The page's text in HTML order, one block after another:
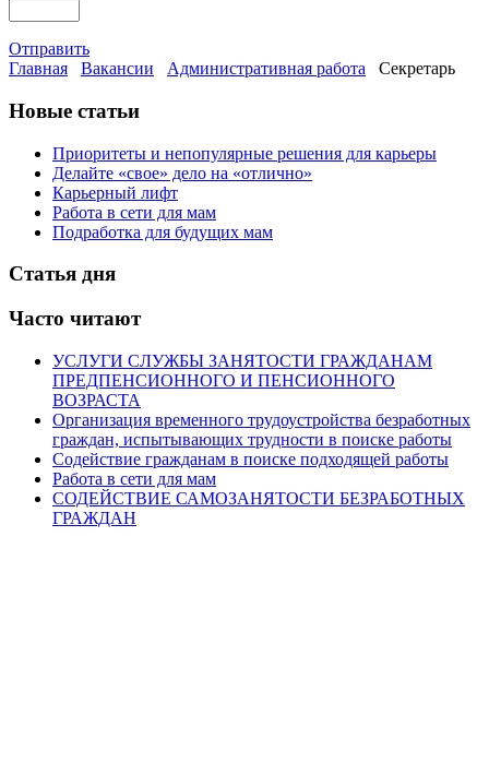
Отправить
Главная
Вакансии Административная работа Секретарь
Новые статьи
Приоритеты и непопулярные решения для карьеры
Делайте «свое» дело на «отлично»
Карьерный лифт
Работа в сети для мам
Подработка для будущих мам
Статья дня
Часто читают
УСЛУГИ СЛУЖБЫ ЗАНЯТОСТИ ГРАЖДАНАМ
ПРЕДПЕНСИОННОГО И ПЕНСИОННОГО
ВОЗРАСТА
Организация временного трудоустройства безработных
граждан, испытывающих трудности в поиске работы
Содействие гражданам в поиске подходящей работы
Работа в сети для мам
СОДЕЙСТВИЕ САМОЗАНЯТОСТИ БЕЗРАБОТНЫХ
ГРАЖДАН